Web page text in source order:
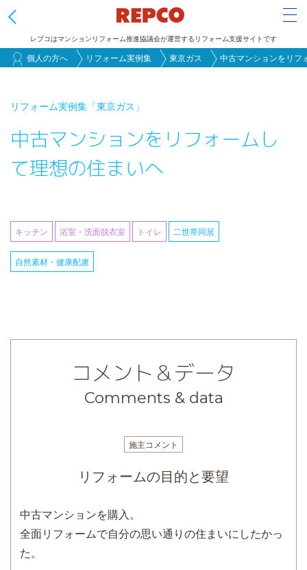
動
レプコはマンションリフォーム推進協議会が運営するリフォーム支援サイトです
個人の方へ リフォーム実例集 東京ガス 中古マンションをリフ
リフォーム実例集 「東京ガス」
中古マンションをリフォームし
て理想の住まいへ
二世帯同居
自然素材・健康配慮
キッチン 浴室・洗面脱衣室 トイレ
コメント＆データ
Comments & data
施主コメント
リフォームの目的と要望
中古マンションを購入。
全面リフォームで自分の思い通りの住まいにしたかっ
た。